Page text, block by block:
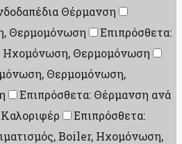
Θέρμανση
Θερμομόνωση
Επιπρόσθετα:
Ηχομόνωση, Θερμομόνωση
Θερμομόνωση,
Επιπρόσθετα: Θέρμανση ανά
Επιπρόσθετα:
Boiler, Ηχομόνωση,